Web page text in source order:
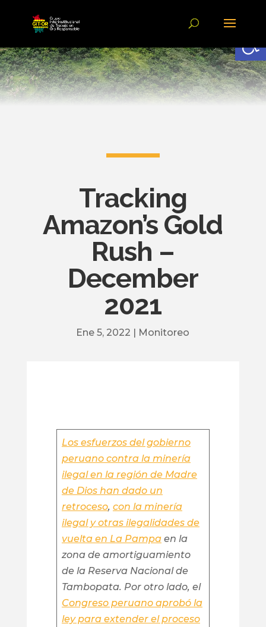
Tracking
Amazon’s Gold
Rush –
December
2021
Ene 5, 2022 | Monitoreo
Los esfuerzos del gobierno
peruano contra la minería
ilegal en la región de Madre
de Dios han dado un
retroceso, con la minería
ilegal y otras ilegalidades de
vuelta en La Pampaen la
zona de amortiguamiento
de la Reserva Nacional de
Tambopata. Por otro lado, el
Congreso peruano aprobó la
ley para extender el proceso